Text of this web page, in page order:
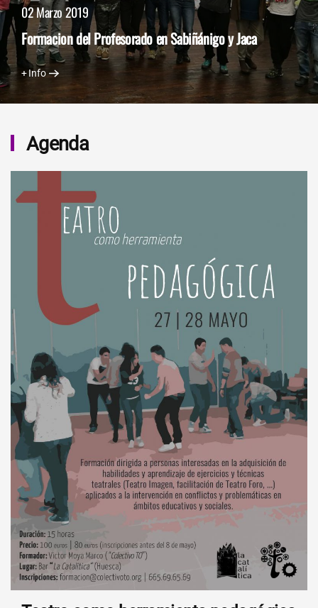
02 Marzo 2019
Formacion del Profesorado en Sabiñánigo y Jaca
+ Info
Agenda